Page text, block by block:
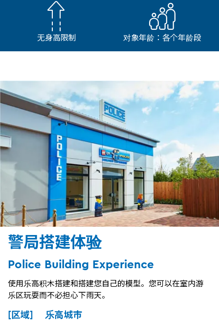
无身高限制 对象年龄：各个年龄段
警局搭建体验
Police Building Experience
使用乐高积木搭建和搭建您自己的模型。您可以在室内游
乐区玩耍而不必担心下雨天。
[区域] 乐高城市